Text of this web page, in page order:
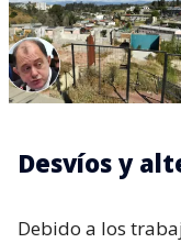
Desvíos y
Debido a los